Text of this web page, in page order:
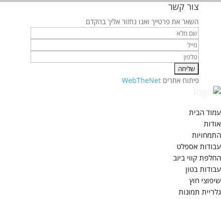
צור קשר
השאר את פרטייך ואנו נחזור אליך בהקדם
פיתוח אתרים WebTheNet
עמוד הבית
אודות
התמחויות
עבודות אספלט
החלפת קווי ביוב
עבודות בטון
שיפוצי חוץ
גלריית תמונות